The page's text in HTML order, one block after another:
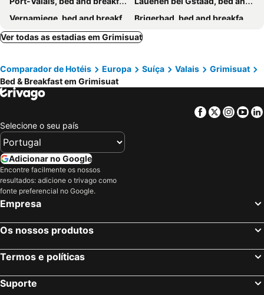
Vernamiege, bed and breakfasts
Brigerbad, bed and breakfasts
Crans-Montana, bed and breakfasts
Sion, bed and breakfasts
Blonay, bed and breakfasts
Ovronnaz, bed and breakfasts
Château-d'Oex, bed and breakfasts
Verbier, bed and breakfasts
Salins, bed and breakfasts
Adelboden, bed and breakfasts
Randogne, bed and breakfasts
Doues, bed and breakfasts
Stalden, bed and breakfasts
Breuil-Cervinia, bed and breakfasts
St-Luc, bed and breakfasts
Morgins, bed and breakfasts
Saas Fee, bed and breakfasts
Vex, bed and breakfasts
Grächen, bed and breakfasts
Turtmann, bed and breakfasts
Anzere, bed and breakfasts
Ollon, bed and breakfasts
Ver todas as estadias em Grimisuat
Comparador de Hotéis Europa Suíça Valais
Grimisuat
Bed & Breakfast em Grimisuat
Facebook
Twitter
Selecione o seu país
Adicionar no Google
Encontre facilmente os nossos
resultados: adicione o trivago como
fonte preferencial no Google.
Empresa
Os nossos produtos
Termos e políticas
Suporte